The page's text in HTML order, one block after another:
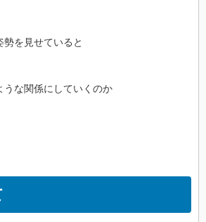
勢を見せていると
うな関係にしていくのか